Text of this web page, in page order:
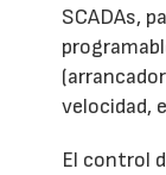
SCADAs,
velocidad,
El control